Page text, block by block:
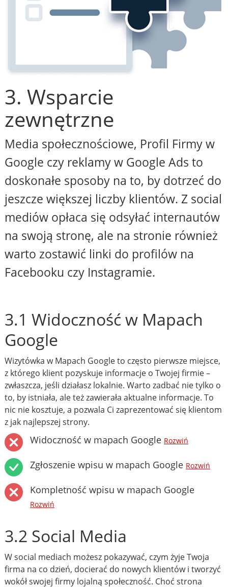
3. Wsparcie
zewnętrzne
Media społecznościowe, Profil Firmy w
Google czy reklamy w Google Ads to
doskonałe sposoby na to, by dotrzeć do
jeszcze większej liczby klientów. Z social
mediów opłaca się odsyłać internautów
na swoją stronę, ale na stronie również
warto zostawić linki do profilów na
Facebooku czy Instagramie.
3.1 Widoczność w Mapach
Google
Wizytówka w Mapach Google to często pierwsze miejsce,
z którego klient pozyskuje informacje o Twojej firmie –
zwłaszcza, jeśli działasz lokalnie. Warto zadbać nie tylko o
to, by istniała, ale też zawierała aktualne informacje. To
nic nie kosztuje, a pozwala Ci zaprezentować się klientom
z jak najlepszej strony.
Widoczność w mapach Google Rozwiń
Zgłoszenie wpisu w mapach Google Rozwiń
Kompletność wpisu w mapach Google
Rozwiń
3.2 Social Media
W social mediach możesz pokazywać, czym żyje Twoja
firma na co dzień, docierać do nowych klientów i tworzyć
wokół swojej firmy lojalną społeczność. Choć strona